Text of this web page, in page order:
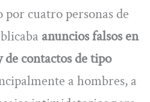
cuatro personas de
anuncios falsos en
contactos de tipo
a hombres, a